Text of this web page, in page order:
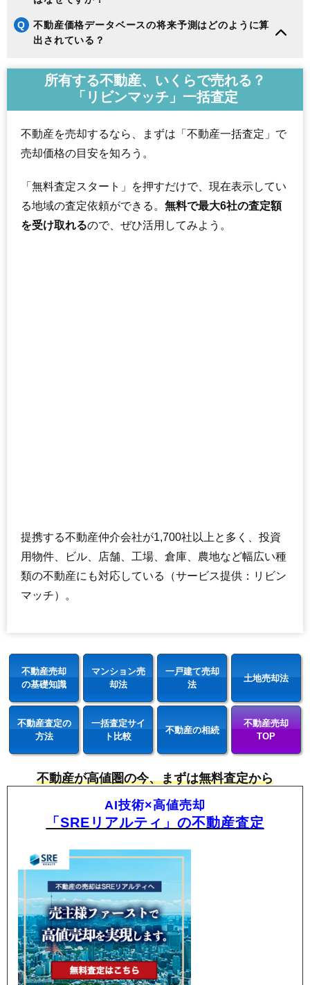
Q
不動産価格データベースの将来予測はどのように算
出されている？
所有する不動産、いくらで売れる？
「リビンマッチ」一括査定
不動産を売却するなら、まずは「不動産一括査定」で
売却価格の目安を知ろう。
「無料査定スタート」を押すだけで、現在表示してい
る地域の査定依頼ができる。 無料で最大6社の査定額
を受け取れるので、ぜひ活用してみよう。
提携する不動産仲介会社が1,700社以上と多く、投資
用物件、ビル、店舗、工場、倉庫、農地など幅広い種
類の不動産にも対応している（サービス提供：リビン
マッチ）。
不動産売却
の基礎知識
マンション売
却法
一戸建て売却
法
土地売却法
不動産査定の
方法
一括査定サイ
ト比較
不動産の相続
不動産売却
TOP
不動産が高値圏の今、まずは無料査定から
AI技術×高値売却
「SREリアルティ」の不動産査定